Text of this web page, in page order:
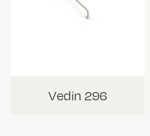
Vedin 296